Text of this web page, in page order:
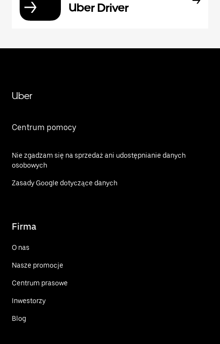
Uber Driver
Uber
Centrum pomocy
Nie zgadzam się na sprzedaż ani udostępnianie danych
osobowych
Zasady Google dotyczące danych
Firma
O nas
Nasze promocje
Centrum prasowe
Inwestorzy
Blog